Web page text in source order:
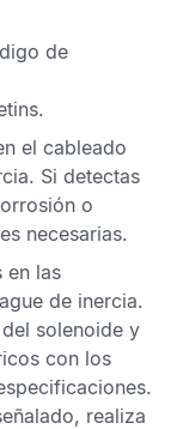
de
.
el cableado
Si detectas
o
necesarias.
en las
de inercia.
solenoide y
con los
realiza